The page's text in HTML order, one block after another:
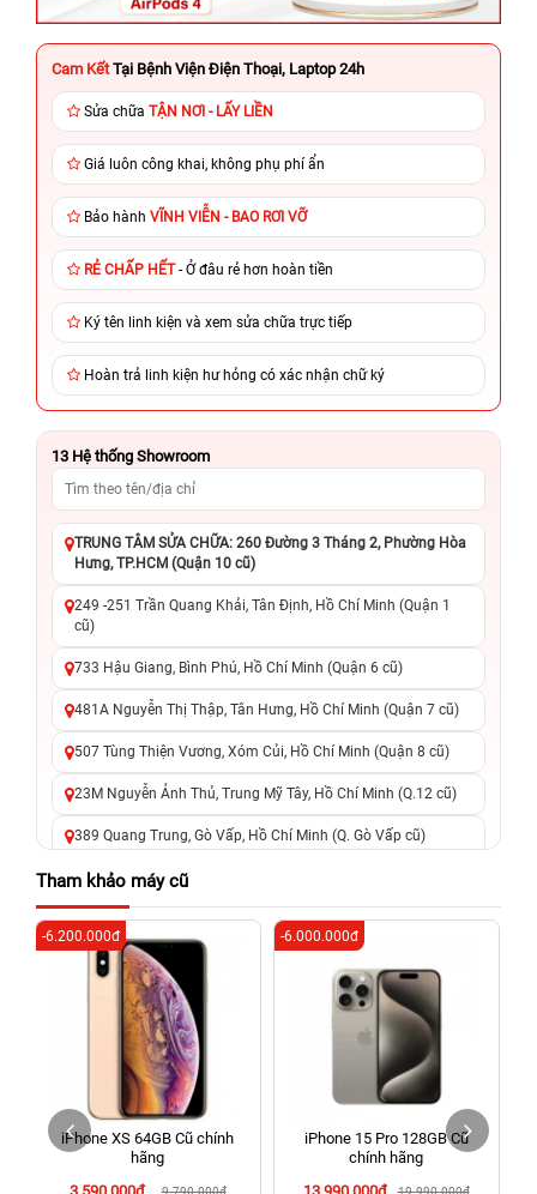
Cam Kết Tại Bệnh Viện Điện Thoại, Laptop 24h
Sửa chữa TẬN NƠI - LẤY LIỀN
Giá luôn công khai, không phụ phí ẩn
Bảo hành VĨNH VIỄN - BAO RƠI VỠ
RẺ CHẤP HẾT- Ở đâu rẻ hơn hoàn tiền
Ký tên linh kiện và xem sửa chữa trực tiếp
Hoàn trả linh kiện hư hỏng có xác nhận chữ ký
13 Hệ thống Showroom
TRUNG TÂM SỬA CHỮA: 260 Đường 3 Tháng 2, Phường Hòa
Hưng, TP.HCM (Quận 10 cũ)
249 -251 Trần Quang Khải, Tân Định, Hồ Chí Minh (Quận 1
cũ)
733 Hậu Giang, Bình Phú, Hồ Chí Minh (Quận 6 cũ)
481A Nguyễn Thị Thập, Tân Hưng, Hồ Chí Minh (Quận 7 cũ)
507 Tùng Thiện Vương, Xóm Củi, Hồ Chí Minh (Quận 8 cũ)
23M Nguyễn Ảnh Thủ, Trung Mỹ Tây, Hồ Chí Minh (Q.12 cũ)
389 Quang Trung, Gò Vấp, Hồ Chí Minh (Q. Gò Vấp cũ)
625 - 625A Âu Cơ, Tân Phú, Hồ Chí Minh (Quận Tân Phú cũ)
326 Lê Văn Việt, Tăng Nhơn Phú, Hồ Chí Minh (Q.9 TP. Thủ
Đức cũ)
256 Võ Văn Ngân, Thủ Đức, Hồ Chí Minh (Bình Thọ, TP. Thủ
Đức Cũ)
70 Nguyễn An Ninh, Dĩ An, Hồ Chí Minh (Bình Dương Cũ)
24h Vũng Tàu: 162A Ba Cu, Vũng Tàu, Hồ Chí Minh (TP. Vũng
Tàu cũ)
198 Hoàng Văn Thụ, Tân Sơn Nhất, Hồ Chí Minh (Tân Bình
Tham khảo máy cũ
iPhone XS 64GB Cũ chính
hãng
9.790.000đ
-6.200.000đ
iPhone 15 Pro 128GB Cũ
chính hãng
19.990.000đ
-6.000.000đ